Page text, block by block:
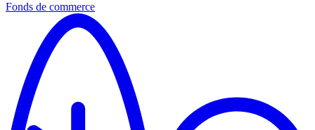
Fonds de commerce